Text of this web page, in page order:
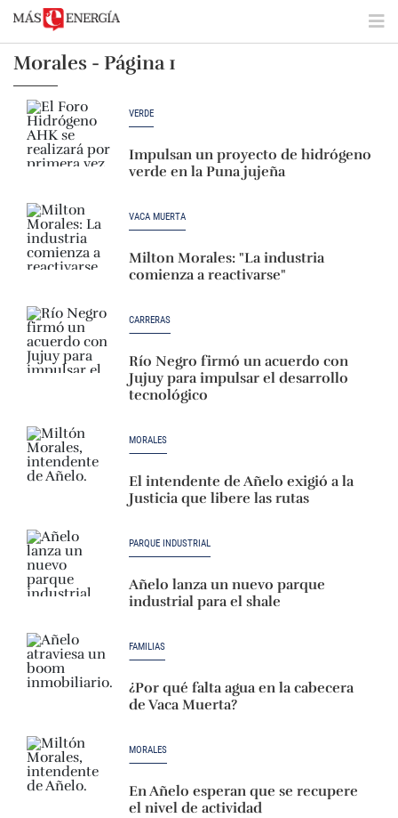
Morales - Página 1
VERDE
Impulsan un proyecto de hidrógeno
verde en la Puna jujeña
VACA MUERTA
Milton Morales: "La industria
comienza a reactivarse"
CARRERAS
Río Negro firmó un acuerdo con
Jujuy para impulsar el desarrollo
tecnológico
MORALES
El intendente de Añelo exigió a la
Justicia que libere las rutas
PARQUE INDUSTRIAL
Añelo lanza un nuevo parque
industrial para el shale
FAMILIAS
¿Por qué falta agua en la cabecera
de Vaca Muerta?
MORALES
En Añelo esperan que se recupere
el nivel de actividad